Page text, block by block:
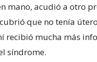
mano, acudió a otro
que no tenía
recibió mucha más
síndrome.